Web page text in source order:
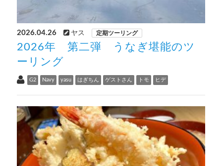
2026.04.26 ヤス 定期ツーリング
2026年 第二弾 うなぎ堪能のツ
ーリング
G2 Navy yasu はぎちん ゲストさん トモ ヒデ